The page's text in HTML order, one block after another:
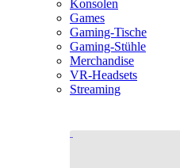
Konsolen
Games
Gaming-Tische
Gaming-Stühle
Merchandise
VR-Headsets
Streaming